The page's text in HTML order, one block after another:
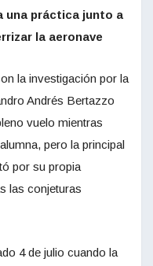
una práctica junto a
la aeronave
la investigación por la
Andrés Bertazzo
vuelo mientras
pero la principal
por su propia
las conjeturas
4 de julio cuando la